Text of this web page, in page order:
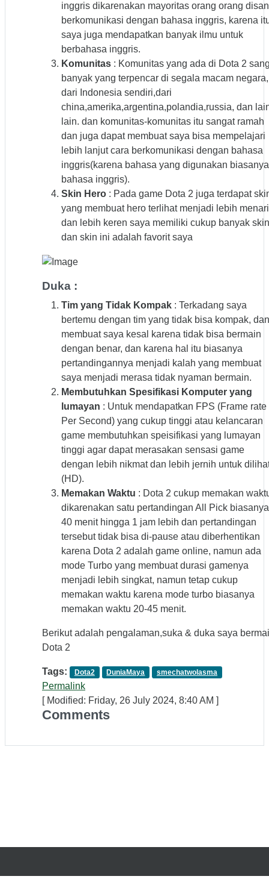
inggris dikarenakan mayoritas orang orang
berkomunikasi dengan bahasa inggris, karena
saya juga mendapatkan banyak ilmu untuk
berbahasa inggris.
Komunitas : Komunitas yang ada di Dota 2
banyak yang terpencar di segala macam negara,
dari Indonesia sendiri,dari
china,amerika,argentina,polandia,russia, dan
lain. dan komunitas-komunitas itu sangat ramah
dan juga dapat membuat saya bisa mempelajari
lebih lanjut cara berkomunikasi dengan bahasa
inggris(karena bahasa yang digunakan biasanya
bahasa inggris).
Skin Hero : Pada game Dota 2 juga terdapat
yang membuat hero terlihat menjadi lebih
dan lebih keren saya memiliki cukup banyak skin
dan skin ini adalah favorit saya
Duka :
Tim yang Tidak Kompak : Terkadang saya
bertemu dengan tim yang tidak bisa kompak, dan
membuat saya kesal karena tidak bisa bermain
dengan benar, dan karena hal itu biasanya
pertandingannya menjadi kalah yang membuat
saya menjadi merasa tidak nyaman bermain.
Membutuhkan Spesifikasi Komputer yang
lumayan : Untuk mendapatkan FPS (Frame rate
Per Second) yang cukup tinggi atau kelancaran
game membutuhkan speisifikasi yang lumayan
tinggi agar dapat merasakan sensasi game
dengan lebih nikmat dan lebih jernih untuk
(HD).
Memakan Waktu : Dota 2 cukup memakan
dikarenakan satu pertandingan All Pick biasanya
40 menit hingga 1 jam lebih dan pertandingan
tersebut tidak bisa di-pause atau diberhentikan
karena Dota 2 adalah game online, namun ada
mode Turbo yang membuat durasi gamenya
menjadi lebih singkat, namun tetap cukup
memakan waktu karena mode turbo biasanya
memakan waktu 20-45 menit.
Berikut adalah pengalaman,suka & duka saya
Dota 2
Tags: Dota2 DuniaMaya smechatwolasma
Permalink
[ Modified: Friday, 26 July 2024, 8:40 AM ]
Comments